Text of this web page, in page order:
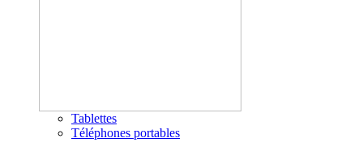
Tablettes
Téléphones portables